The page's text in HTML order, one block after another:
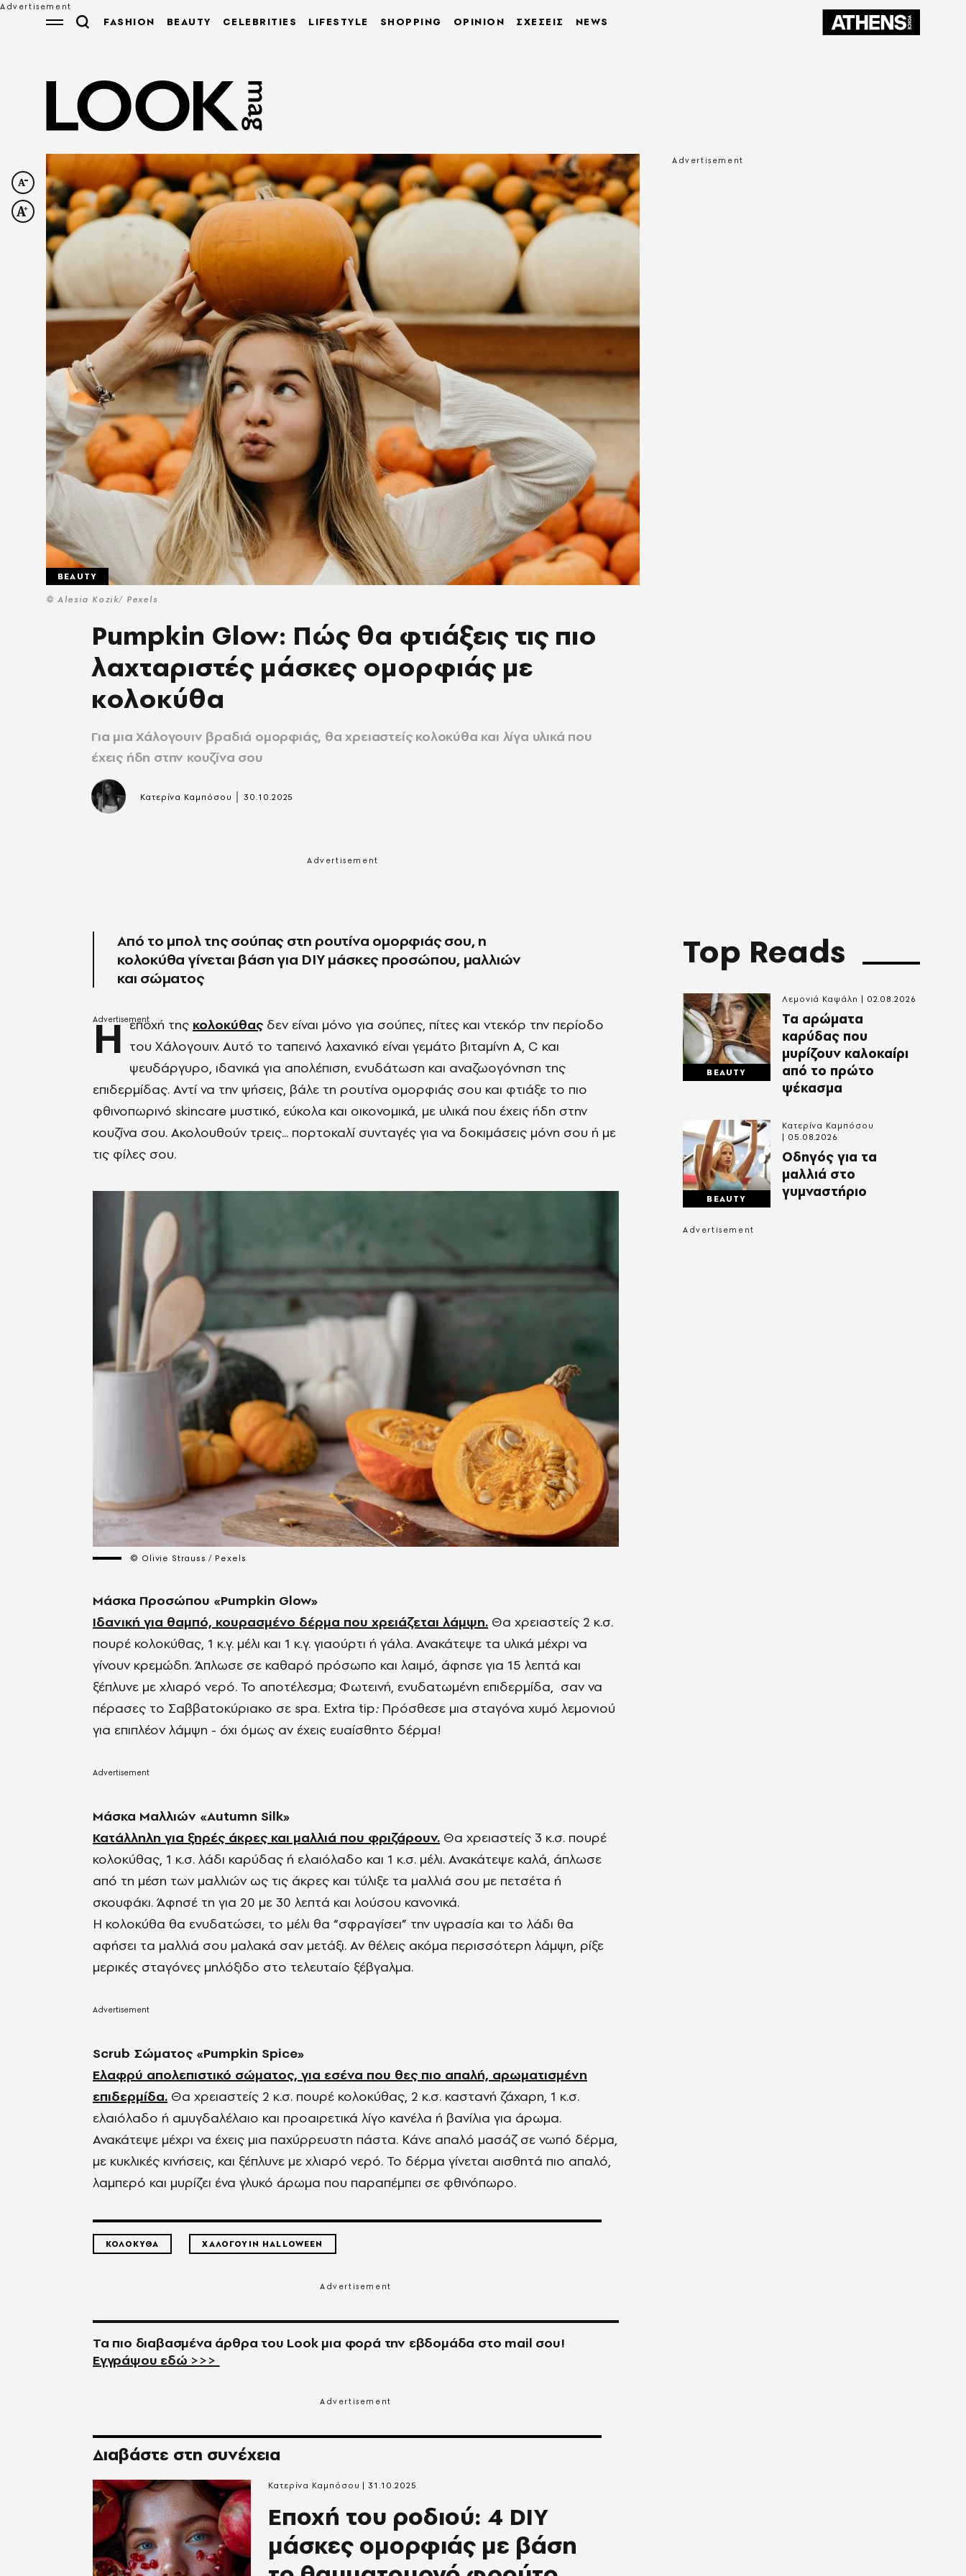
FASHION BEAUTY CELEBRITIES LIFESTYLE SHOPPING OPINION ΣΧΕΣΕΙΣ NEWS
© Alesia Kozik/ Pexels
BEAUTY
Pumpkin Glow: Πώς θα φτιάξεις τις πιο
λαχταριστές μάσκες ομορφιάς με
κολοκύθα
Για μια Χάλογουιν βραδιά ομορφιάς, θα χρειαστείς κολοκύθα και λίγα υλικά που
έχεις ήδη στην κουζίνα σου
Κατερίνα Καμπόσου |30.10.2025
Aπό το μπολ της σούπας στη ρουτίνα ομορφιάς σου, η
κολοκύθα γίνεται βάση για DIY μάσκες προσώπου, μαλλιών
και σώματος
Η εποχή της κολοκύθας δεν είναι μόνο για σούπες, πίτες και ντεκόρ την περίοδο
του Χάλογουιν. Αυτό το ταπεινό λαχανικό είναι γεμάτο βιταμίνη Α, C και
ψευδάργυρο, ιδανικά για απολέπιση, ενυδάτωση και αναζωογόνηση της
επιδερμίδας. Αντί να την ψήσεις, βάλε τη ρουτίνα ομορφιάς σου και φτιάξε τo πιο
φθινοπωρινό skincare μυστικό, εύκολα και οικονομικά, με υλικά που έχεις ήδη στην
κουζίνα σου. Ακολουθούν τρεις... πορτοκαλί συνταγές για να δοκιμάσεις μόνη σου ή με
τις φίλες σου.
© Olivie Strauss / Pexels
Μάσκα Προσώπου «Pumpkin Glow»
Ιδανική για θαμπό, κουρασμένο δέρμα που χρειάζεται λάμψη. Θα χρειαστείς 2 κ.σ.
πουρέ κολοκύθας, 1 κ.γ. μέλι και 1 κ.γ. γιαούρτι ή γάλα. Ανακάτεψε τα υλικά μέχρι να
γίνουν κρεμώδη. Άπλωσε σε καθαρό πρόσωπο και λαιμό, άφησε για 15 λεπτά και
ξέπλυνε με χλιαρό νερό. Το αποτέλεσμα; Φωτεινή, ενυδατωμένη επιδερμίδα, σαν να
πέρασες το Σαββατοκύριακο σε spa. Extra tip:Πρόσθεσε μια σταγόνα χυμό λεμονιού
για επιπλέον λάμψη - όχι όμως αν έχεις ευαίσθητο δέρμα!
Μάσκα Μαλλιών «Autumn Silk»
Κατάλληλη για ξηρές άκρες και μαλλιά που φριζάρουν. Θα χρειαστείς 3 κ.σ. πουρέ
κολοκύθας, 1 κ.σ. λάδι καρύδας ή ελαιόλαδο και 1 κ.σ. μέλι. Ανακάτεψε καλά, άπλωσε
από τη μέση των μαλλιών ως τις άκρες και τύλιξε τα μαλλιά σου με πετσέτα ή
σκουφάκι. Άφησέ τη για 20 με 30 λεπτά και λούσου κανονικά.
Η κολοκύθα θα ενυδατώσει, το μέλι θα “σφραγίσει” την υγρασία και το λάδι θα
αφήσει τα μαλλιά σου μαλακά σαν μετάξι. Αν θέλεις ακόμα περισσότερη λάμψη, ρίξε
μερικές σταγόνες μηλόξιδο στο τελευταίο ξέβγαλμα.
Scrub Σώματος «Pumpkin Spice»
Ελαφρύ απολεπιστικό σώματος, για εσένα που θες πιο απαλή, αρωματισμένη
επιδερμίδα. Θα χρειαστείς 2 κ.σ. πουρέ κολοκύθας, 2 κ.σ. καστανή ζάχαρη, 1 κ.σ.
ελαιόλαδο ή αμυγδαλέλαιο και προαιρετικά λίγο κανέλα ή βανίλια για άρωμα.
Ανακάτεψε μέχρι να έχεις μια παχύρρευστη πάστα. Κάνε απαλό μασάζ σε νωπό δέρμα,
με κυκλικές κινήσεις, και ξέπλυνε με χλιαρό νερό. Το δέρμα γίνεται αισθητά πιο απαλό,
λαμπερό και μυρίζει ένα γλυκό άρωμα που παραπέμπει σε φθινόπωρο.
ΚΟΛΟΚΥΘΑ ΧΑΛΟΓΟΥΙΝ HALLOWEEN
Τα πιο διαβασμένα άρθρα του Look μια φορά την εβδομάδα στο mail σου!
Εγγράψου εδώ >>>
Διαβάστε στη συνέχεια
Εποχή του ροδιού: 4 DIY
μάσκες ομορφιάς με βάση
Κατερίνα Καμπόσου 31.10.2025
Top Reads
BEAUTY
Τα αρώματα
καρύδας που
μυρίζουν καλοκαίρι
από το πρώτο
ψέκασμα
Λεμονιά Καψάλη 02.08.2026
BEAUTY
Οδηγός για τα
μαλλιά στο
γυμναστήριο
Κατερίνα Καμπόσου
05.08.2026